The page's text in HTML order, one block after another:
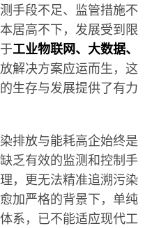
手段不足、监管措施不
居高不下，发展受到限
工业物联网、大数据、
解决方案应运而生，这
生存与发展提供了有力
排放与能耗高企始终是
乏有效的监测和控制手
，更无法精准追溯污染
加严格的背景下，单纯
系，已不能适应现代工